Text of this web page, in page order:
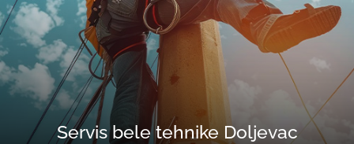
Servis bele tehnike Doljevac